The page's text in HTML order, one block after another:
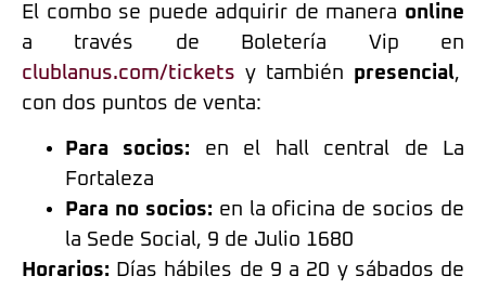
El combo se puede adquirir de manera online
a través de Boletería Vip en
clublanus.com/tickets y también presencial,
con dos puntos de venta:
Para socios: en el hall central de La
Fortaleza
Para no socios: en la oficina de socios de
la Sede Social, 9 de Julio 1680
Horarios: Días hábiles de 9 a 20 y sábados de